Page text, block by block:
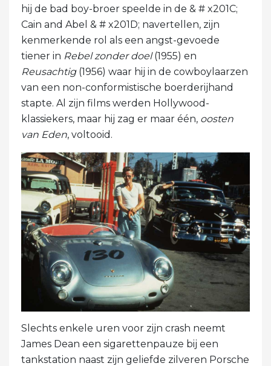
hij de bad boy-broer speelde in de & # x201C;
Cain and Abel & # x201D; navertellen, zijn
kenmerkende rol als een angst-gevoede
tiener in Rebel zonder doel(1955) en
Reusachtig(1956) waar hij in de cowboylaarzen
van een non-conformistische boerderijhand
stapte. Al zijn films werden Hollywood-
klassiekers, maar hij zag er maar één, oosten
van Eden, voltooid.
Slechts enkele uren voor zijn crash neemt
James Dean een sigarettenpauze bij een
tankstation naast zijn geliefde zilveren Porsche